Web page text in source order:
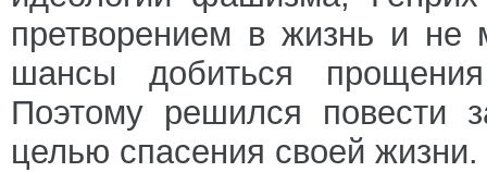
претворением в жизнь и не
шансы добиться
Поэтому решился повести
целью спасения своей жизни.